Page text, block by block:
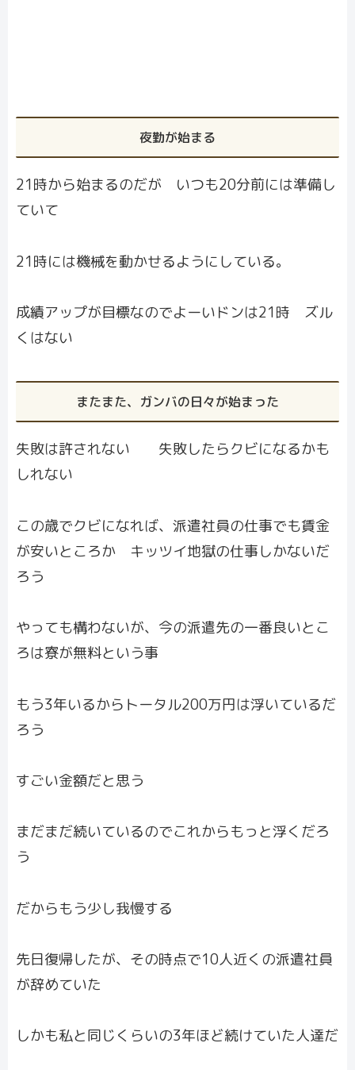
夜勤が始まる
21時から始まるのだが いつも20分前には準備し
ていて
21時には機械を動かせるようにしている。
成績アップが目標なのでよーいドンは21時 ズル
くはない
またまた、ガンバの日々が始まった
失敗は許されない 失敗したらクビになるかも
しれない
この歳でクビになれば、派遣社員の仕事でも賃金
が安いところか キッツイ地獄の仕事しかないだ
ろう
やっても構わないが、今の派遣先の一番良いとこ
ろは寮が無料という事
もう3年いるからトータル200万円は浮いているだ
ろう
すごい金額だと思う
まだまだ続いているのでこれからもっと浮くだろ
う
だからもう少し我慢する
先日復帰したが、その時点で10人近くの派遣社員
が辞めていた
しかも私と同じくらいの3年ほど続けていた人達だ